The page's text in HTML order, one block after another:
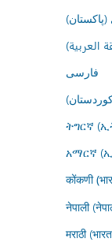
العربية)
فارسى
ትግርኛ
አማርኛ
कोंकणी
नेपाली
मराठी